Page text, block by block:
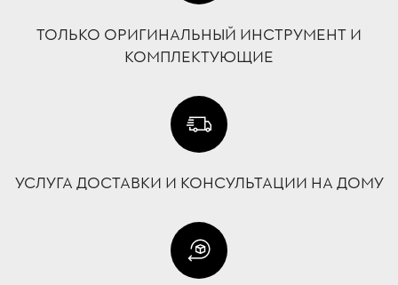
ТОЛЬКО ОРИГИНАЛЬНЫЙ ИНСТРУМЕНТ И
КОМПЛЕКТУЮЩИЕ
УСЛУГА ДОСТАВКИ И КОНСУЛЬТАЦИИ НА ДОМУ